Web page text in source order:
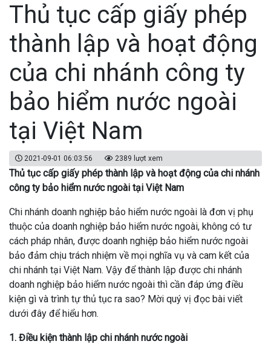
Thủ tục cấp giấy phép
thành lập và hoạt động
của chi nhánh công ty
bảo hiểm nước ngoài
tại Việt Nam
2021-09-01 06:03:56 2389 lượt xem
Thủ tục cấp giấy phép thành lập và hoạt động của chi nhánh
công ty bảo hiểm nước ngoài tại Việt Nam
Chi nhánh doanh nghiệp bảo hiểm nước ngoài là đơn vị phụ
thuộc của doanh nghiệp bảo hiểm nước ngoài, không có tư
cách pháp nhân, được doanh nghiệp bảo hiểm nước ngoài
bảo đảm chịu trách nhiệm về mọi nghĩa vụ và cam kết của
chi nhánh tại Việt Nam. Vậy để thành lập được chi nhánh
doanh nghiệp bảo hiểm nước ngoài thì cần đáp ứng điều
kiện gì và trình tự thủ tục ra sao? Mời quý vị đọc bài viết
dưới đây để hiểu hơn.
1. Điều kiện thành lập chi nhánh nước ngoài